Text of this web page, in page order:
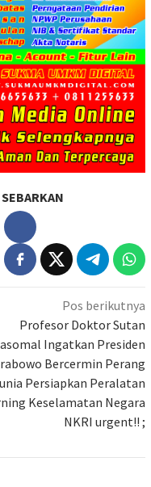
SEBARKAN
Pos berikutnya
Profesor Doktor Sutan
Ingatkan Presiden
Bercermin Perang
Persiapkan Peralatan
Keselamatan Negara
NKRI urgent!! ;